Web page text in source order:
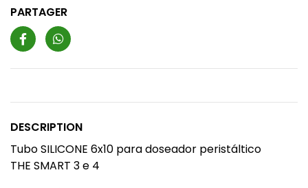
PARTAGER
DESCRIPTION
Tubo SILICONE 6x10 para doseador peristáltico
THE SMART 3 e 4